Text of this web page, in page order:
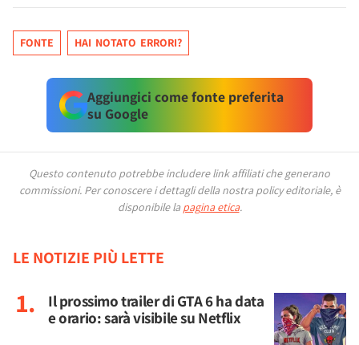
FONTE HAI NOTATO ERRORI?
Aggiungici come fonte preferita
su Google
Questo contenuto potrebbe includere link affiliati che generano
commissioni. Per conoscere i dettagli della nostra policy editoriale, è
disponibile la pagina etica.
LE NOTIZIE PIÙ LETTE
Il prossimo trailer di GTA 6 ha data
e orario: sarà visibile su Netflix